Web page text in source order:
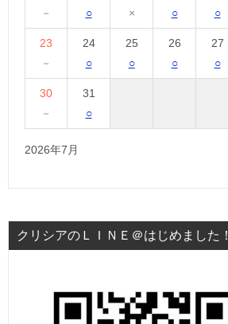
－
○
×
○
○
23
－
24
○
25
○
26
○
27
○
30
－
31
○
2026年7月
クリシアのＬＩＮＥ＠はじめました！